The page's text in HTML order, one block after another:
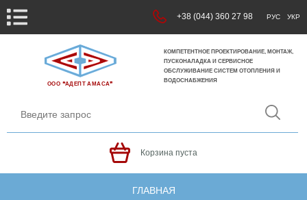
+38 (044) 360 27 98 РУС УКР
ООО ❝АДЕПТ АМАСА❞
КОМПЕТЕНТНОЕ ПРОЕКТИРОВАНИЕ, МОНТАЖ,
ПУСКОНАЛАДКА И СЕРВИСНОЕ
ОБСЛУЖИВАНИЕ СИСТЕМ ОТОПЛЕНИЯ И
ВОДОСНАБЖЕНИЯ
Корзина пуста
ГЛАВНАЯ